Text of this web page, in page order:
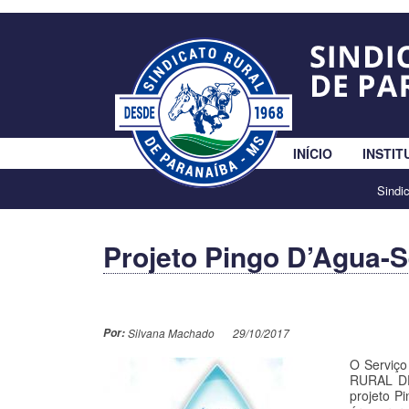
INÍCIO
Projeto Pingo D’Agua-
Por:Silvana Machado 29/10/2017
O
RURAL
projeto